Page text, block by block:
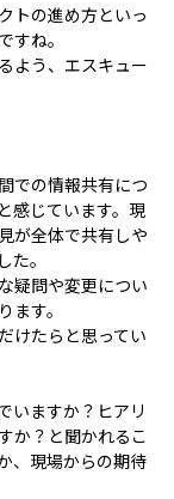
トの進め方といっ
すね。
よう、エスキュー
での情報共有につ
感じています。現
が全体で共有しや
。
疑問や変更につい
す。
けたらと思ってい
いますか？ヒアリ
か？と聞かれるこ
、現場からの期待